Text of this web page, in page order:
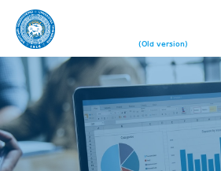
(Old version)